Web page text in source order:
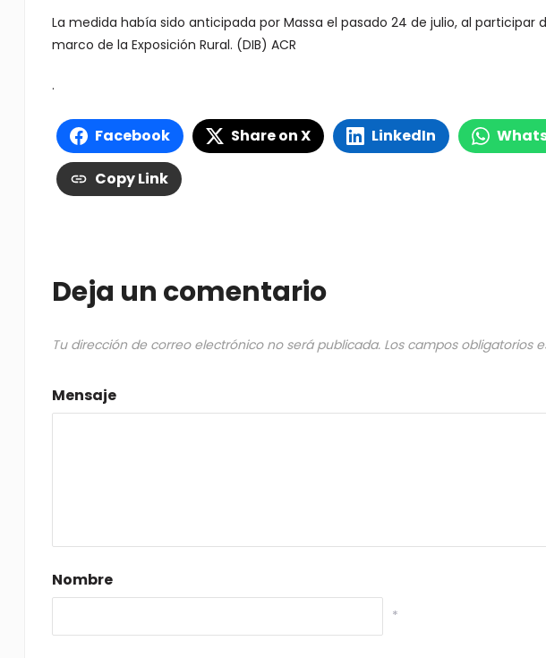
La medida había sido anticipada por Massa el pasado 24 de julio, al participar
marco de la Exposición Rural. (DIB) ACR
.
Facebook Share on X LinkedIn
Copy Link
Deja un comentario
Tu dirección de correo electrónico no será publicada. Los campos obligatorios
Mensaje
Nombre
*